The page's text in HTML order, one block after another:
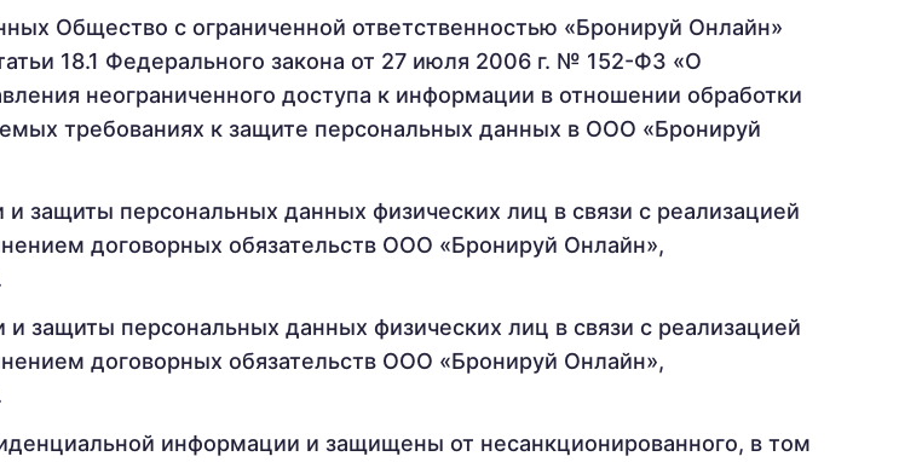
Общество с ограниченной ответственностью «Бронируй Онлайн»
18.1 Федерального закона от 27 июля 2006 г. № 152-ФЗ «О
неограниченного доступа к информации в отношении обработки
требованиях к защите персональных данных в ООО «Бронируй
защиты персональных данных физических лиц в связи с реализацией
договорных обязательств ООО «Бронируй Онлайн»,
защиты персональных данных физических лиц в связи с реализацией
договорных обязательств ООО «Бронируй Онлайн»,
информации и защищены от несанкционированного, в том